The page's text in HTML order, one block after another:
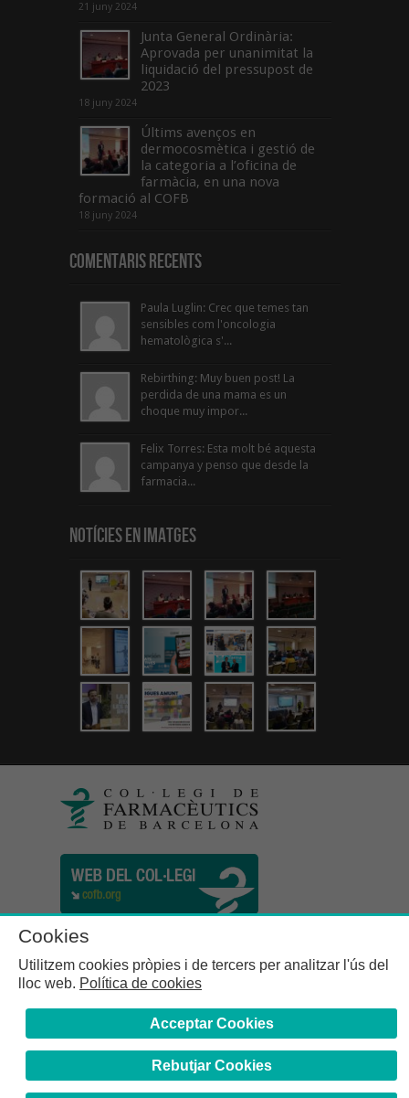
21 juny 2024
Junta General Ordinària:
Aprovada per unanimitat la
liquidació del pressupost de
2023
18 juny 2024
Últims avenços en
dermocosmètica i gestió de
la categoria a l’oficina de
farmàcia, en una nova
formació al COFB
18 juny 2024
Comentaris Recents
Paula Luglin: Crec que temes tan
sensibles com l'oncologia
hematològica s'...
Rebirthing: Muy buen post! La
perdida de una mama es un
choque muy impor...
Felix Torres: Esta molt bé aquesta
campanya y penso que desde la
farmacia...
Notícies en Imatges
Cookies
Utilitzem cookies pròpies i de tercers per analitzar l'ús del
lloc web. Política de cookies
Acceptar Cookies
Rebutjar Cookies